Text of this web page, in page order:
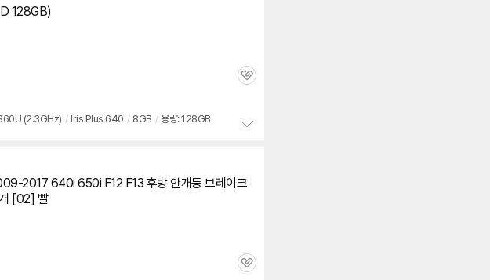
128GB)
관
(2.3GHz) / Iris Plus 640 / 8GB / 용량: 128GB
치
2017 640i 650i F12 F13 후방 안개등 브레이크
[02] 빨
관